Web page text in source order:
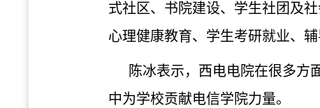
式社区、书院建设、学生社团及
心理健康教育、学生考研就业、
陈冰表示，西电电院在很多方
中为学校贡献电信学院力量。